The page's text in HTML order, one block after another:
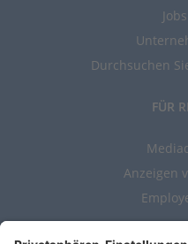
Durchsuchen
FÜR
Anzeigen